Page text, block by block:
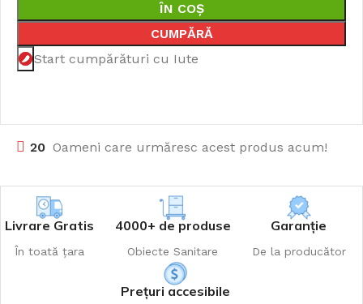
ÎN COȘ
CUMPĂRĂ
Start cumpărături cu Iute
20 Oameni care urmăresc acest produs acum!
Livrare Gratis
În toată țara
4000+ de produse
Obiecte Sanitare
Garanție
De la producător
Prețuri accesibile